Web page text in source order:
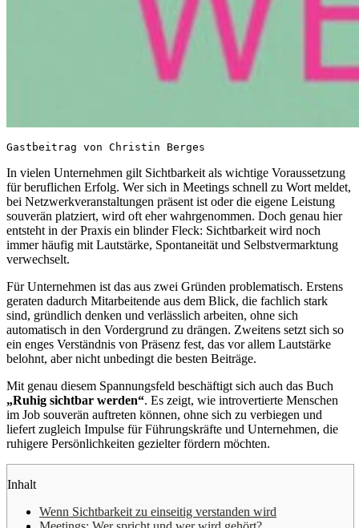
Gastbeitrag von Christin Berges
In vielen Unternehmen gilt Sichtbarkeit als wichtige Voraussetzung
für beruflichen Erfolg. Wer sich in Meetings schnell zu Wort meldet,
bei Netzwerkveranstaltungen präsent ist oder die eigene Leistung
souverän platziert, wird oft eher wahrgenommen. Doch genau hier
entsteht in der Praxis ein blinder Fleck: Sichtbarkeit wird noch
immer häufig mit Lautstärke, Spontaneität und Selbstvermarktung
verwechselt.
Für Unternehmen ist das aus zwei Gründen problematisch. Erstens
geraten dadurch Mitarbeitende aus dem Blick, die fachlich stark
sind, gründlich denken und verlässlich arbeiten, ohne sich
automatisch in den Vordergrund zu drängen. Zweitens setzt sich so
ein enges Verständnis von Präsenz fest, das vor allem Lautstärke
belohnt, aber nicht unbedingt die besten Beiträge.
Mit genau diesem Spannungsfeld beschäftigt sich auch das Buch
„Ruhig sichtbar werden“. Es zeigt, wie introvertierte Menschen
im Job souverän auftreten können, ohne sich zu verbiegen und
liefert zugleich Impulse für Führungskräfte und Unternehmen, die
ruhigere Persönlichkeiten gezielter fördern möchten.
Inhalt
Wenn Sichtbarkeit zu einseitig verstanden wird